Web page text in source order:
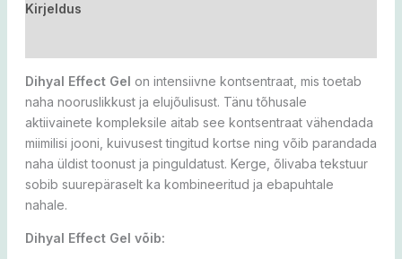
Kirjeldus
Dihyal Effect Gel on intensiivne kontsentraat, mis toetab
naha nooruslikkust ja elujõulisust. Tänu tõhusale
aktiivainete kompleksile aitab see kontsentraat vähendada
miimilisi jooni, kuivusest tingitud kortse ning võib parandada
naha üldist toonust ja pinguldatust. Kerge, õlivaba tekstuur
sobib suurepäraselt ka kombineeritud ja ebapuhtale
nahale.
Dihyal Effect Gel võib: